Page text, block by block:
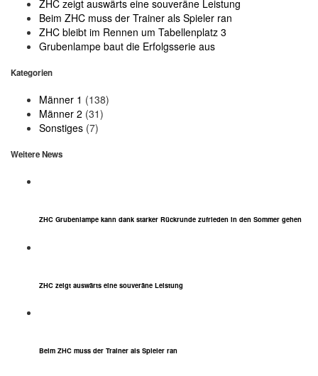
ZHC zeigt auswärts eine souveräne Leistung
Beim ZHC muss der Trainer als Spieler ran
ZHC bleibt im Rennen um Tabellenplatz 3
Grubenlampe baut die Erfolgsserie aus
Kategorien
Männer 1 (138)
Männer 2 (31)
Sonstiges (7)
Weitere News
ZHC Grubenlampe kann dank starker Rückrunde zufrieden in den Sommer gehen
ZHC zeigt auswärts eine souveräne Leistung
Beim ZHC muss der Trainer als Spieler ran